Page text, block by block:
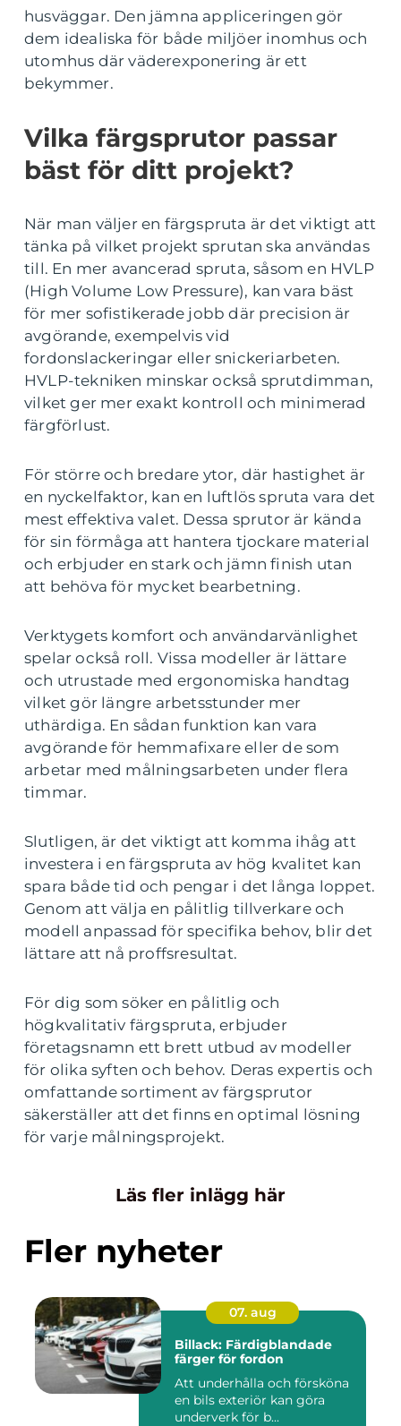
husväggar. Den jämna appliceringen gör
dem idealiska för både miljöer inomhus och
utomhus där väderexponering är ett
bekymmer.
Vilka färgsprutor passar
bäst för ditt projekt?
När man väljer en färgspruta är det viktigt att
tänka på vilket projekt sprutan ska användas
till. En mer avancerad spruta, såsom en HVLP
(High Volume Low Pressure), kan vara bäst
för mer sofistikerade jobb där precision är
avgörande, exempelvis vid
fordonslackeringar eller snickeriarbeten.
HVLP-tekniken minskar också sprutdimman,
vilket ger mer exakt kontroll och minimerad
färgförlust.
För större och bredare ytor, där hastighet är
en nyckelfaktor, kan en luftlös spruta vara det
mest effektiva valet. Dessa sprutor är kända
för sin förmåga att hantera tjockare material
och erbjuder en stark och jämn finish utan
att behöva för mycket bearbetning.
Verktygets komfort och användarvänlighet
spelar också roll. Vissa modeller är lättare
och utrustade med ergonomiska handtag
vilket gör längre arbetsstunder mer
uthärdiga. En sådan funktion kan vara
avgörande för hemmafixare eller de som
arbetar med målningsarbeten under flera
timmar.
Slutligen, är det viktigt att komma ihåg att
investera i en färgspruta av hög kvalitet kan
spara både tid och pengar i det långa loppet.
Genom att välja en pålitlig tillverkare och
modell anpassad för specifika behov, blir det
lättare att nå proffsresultat.
För dig som söker en pålitlig och
högkvalitativ färgspruta, erbjuder
företagsnamn ett brett utbud av modeller
för olika syften och behov. Deras expertis och
omfattande sortiment av färgsprutor
säkerställer att det finns en optimal lösning
för varje målningsprojekt.
Läs fler inlägg här
Fler nyheter
07. aug
Billack: Färdigblandade
färger för fordon
Att underhålla och försköna
en bils exteriör kan göra
underverk för b...